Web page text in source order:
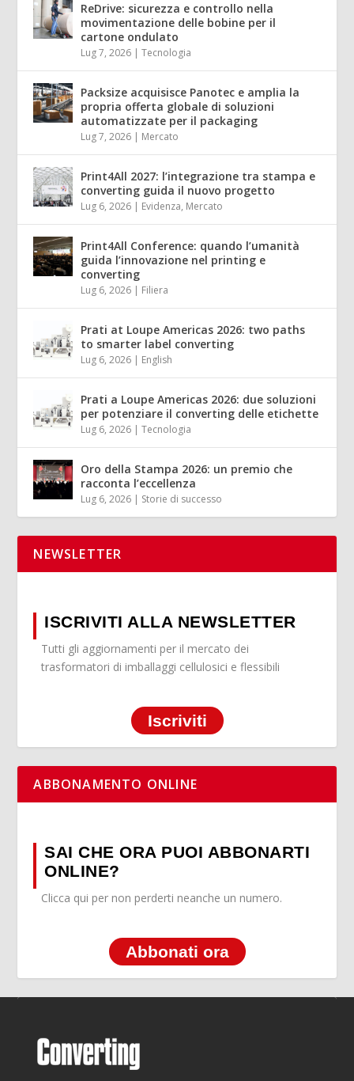
ReDrive: sicurezza e controllo nella
movimentazione delle bobine per il
cartone ondulato
Lug 7, 2026 |Tecnologia
Packsize acquisisce Panotec e amplia la
propria offerta globale di soluzioni
automatizzate per il packaging
Lug 7, 2026 | Mercato
Print4All 2027: l’integrazione tra stampa e
converting guida il nuovo progetto
Lug 6, 2026 | Evidenza, Mercato
Print4All Conference: quando l’umanità
guida l’innovazione nel printing e
converting
Lug 6, 2026 | Filiera
Prati at Loupe Americas 2026: two paths
to smarter label converting
Lug 6, 2026 | English
Prati a Loupe Americas 2026: due soluzioni
per potenziare il converting delle etichette
Lug 6, 2026 |Tecnologia
Oro della Stampa 2026: un premio che
racconta l’eccellenza
Lug 6, 2026 | Storie di successo
NEWSLETTER
ISCRIVITI ALLA NEWSLETTER
Tutti gli aggiornamenti per il mercato dei
trasformatori di imballaggi cellulosici e flessibili
Iscriviti
ABBONAMENTO ONLINE
SAI CHE ORA PUOI ABBONARTI
ONLINE?
Clicca qui per non perderti neanche un numero.
Abbonati ora